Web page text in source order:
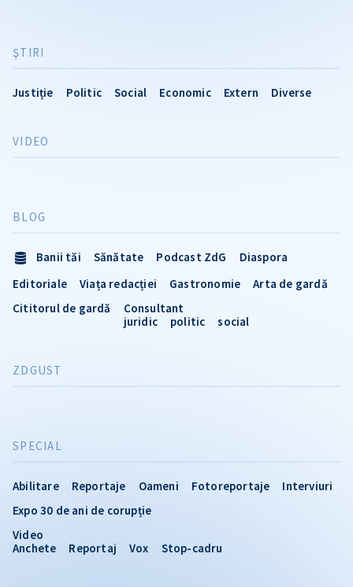
ŞTIRI
Justiție Politic Social Economic Extern Diverse
VIDEO
SPECIAL
Abilitare Reportaje Oameni Fotoreportaje
Interviuri
Expo 30 de ani de corupție
Video
Anchete
Reportaj Vox Stop-cadru
BLOG
Banii tăi Sănătate Podcast ZdG
Diaspora
Editoriale
Viața redacției Gastronomie
Arta de gardă
Cititorul de gardă
Consultant
juridic
politic social
ZDGUST